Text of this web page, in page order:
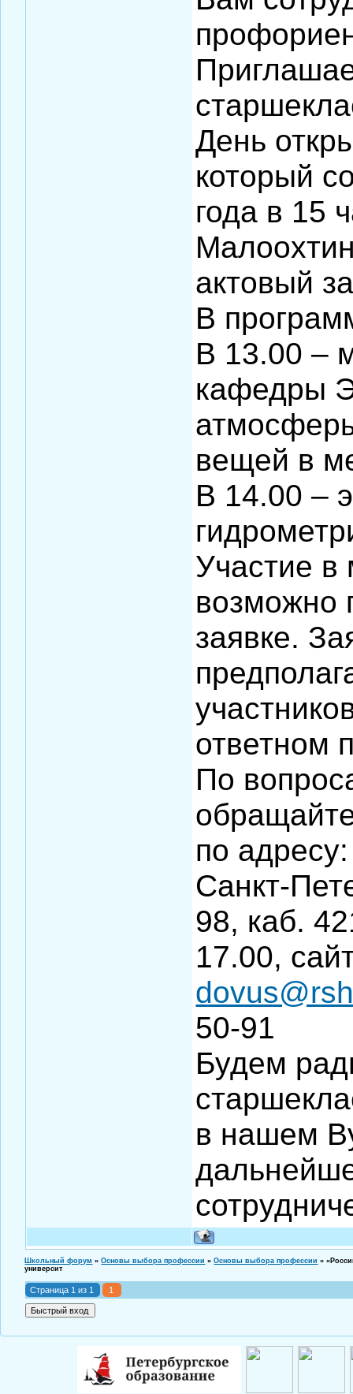
День
который
года в 15
актовый
В
В 13.00 –
кафедры
вещей в
В 14.00 –
Участие в
возможно
заявке.
ответном
По
по адресу:
Санкт-
98, каб.
17.00,
50-91
Будем
в нашем
Школьный форум » Основы выбора профессии » Основы выбора профессии »
университ
Страница 1 из 1 1